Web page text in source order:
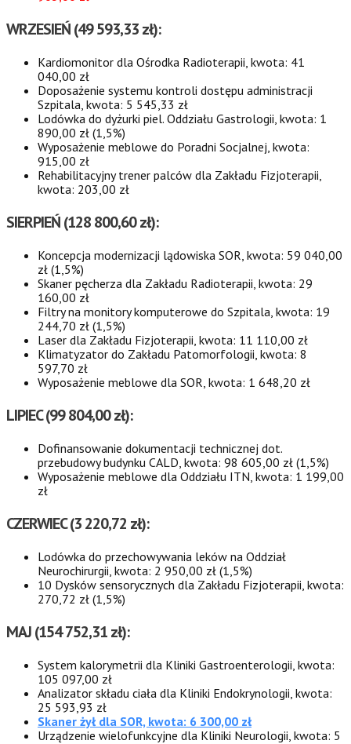
WRZESIEŃ (49 593,33 zł):
Kardiomonitor dla Ośrodka Radioterapii, kwota: 41
040,00 zł
Doposażenie systemu kontroli dostępu administracji
Szpitala, kwota: 5 545,33 zł
Lodówka do dyżurki piel. Oddziału Gastrologii, kwota: 1
890,00 zł (1,5%)
Wyposażenie meblowe do Poradni Socjalnej, kwota:
915,00 zł
Rehabilitacyjny trener palców dla Zakładu Fizjoterapii,
kwota: 203,00 zł
SIERPIEŃ(128 800,60 zł):
Koncepcja modernizacji lądowiska SOR, kwota: 59 040,00
zł (1,5%)
Skaner pęcherza dla Zakładu Radioterapii, kwota: 29
160,00 zł
Filtry na monitory komputerowe do Szpitala, kwota: 19
244,70 zł (1,5%)
Laser dla Zakładu Fizjoterapii, kwota: 11 110,00 zł
Klimatyzator do Zakładu Patomorfologii, kwota: 8
597,70 zł
Wyposażenie meblowe dla SOR, kwota: 1 648,20 zł
LIPIEC(99 804,00 zł):
Dofinansowanie dokumentacji technicznej dot.
przebudowy budynku CALD, kwota: 98 605,00 zł (1,5%)
Wyposażenie meblowe dla Oddziału ITN, kwota: 1 199,00
zł
CZERWIEC(3 220,72 zł):
Lodówka do przechowywania leków na Oddział
Neurochirurgii, kwota: 2 950,00 zł (1,5%)
10 Dysków sensorycznych dla Zakładu Fizjoterapii, kwota:
270,72 zł (1,5%)
MAJ(154 752,31 zł):
System kalorymetrii dla Kliniki Gastroenterologii, kwota:
105 097,00 zł
Analizator składu ciała dla Kliniki Endokrynologii, kwota:
25 593,93 zł
Skaner żył dla SOR, kwota: 6 300,00 zł
Urządzenie wielofunkcyjne dla Kliniki Neurologii, kwota: 5